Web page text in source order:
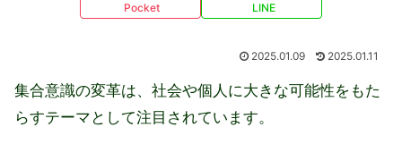
Pocket LINE
2025.01.09 2025.01.11
集合意識の変革は、社会や個人に大きな可能性をもた
らすテーマとして注目されています。